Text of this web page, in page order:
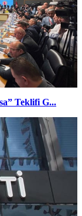
Teklifi G...